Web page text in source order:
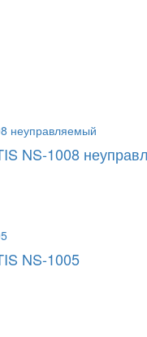
NS-1008
NS-1005